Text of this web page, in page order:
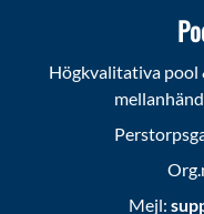
Högkvalitativa pool
Mejl: